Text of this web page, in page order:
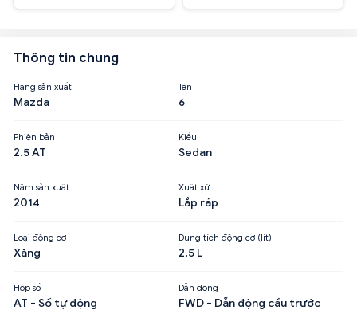
Thông tin chung
Hãng sản xuất
Mazda
Tên
6
Phiên bản
2.5 AT
Kiểu
Sedan
Năm sản xuất
2014
Xuất xứ
Lắp ráp
Loại động cơ
Xăng
Dung tích động cơ (lít)
2.5 L
Hộp số
AT - Số tự động
Dẫn động
FWD - Dẫn động cầu trước